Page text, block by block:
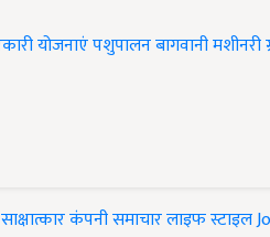
योजनाएंपशुपालनबागवानीमशीनरी
साक्षात्कारकंपनी समाचारलाइफ स्टाइल